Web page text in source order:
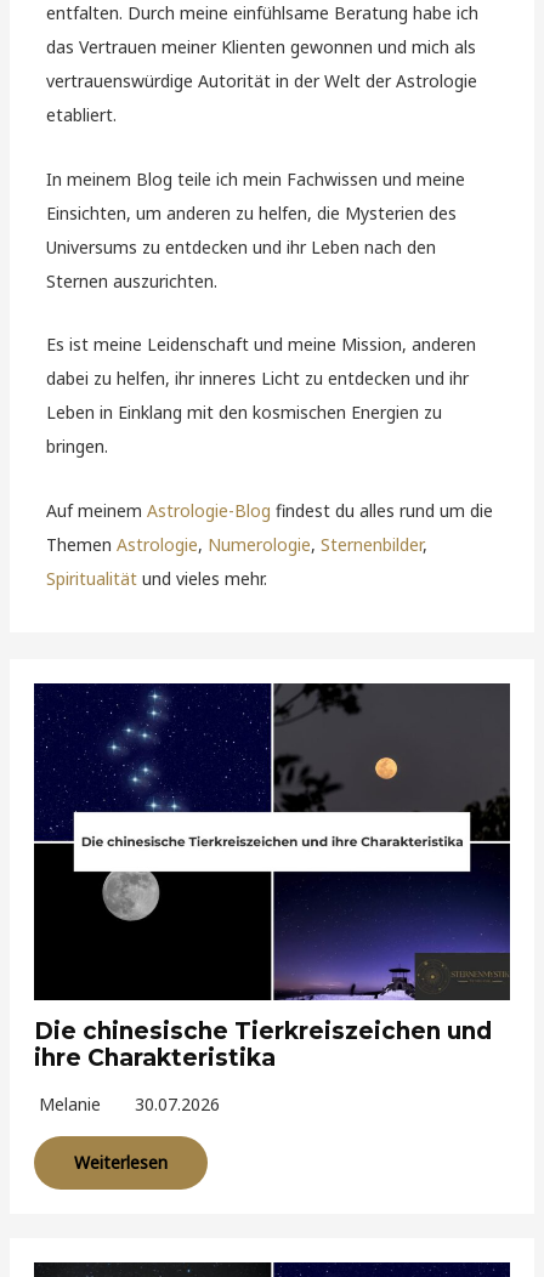
entfalten. Durch meine einfühlsame Beratung habe ich
das Vertrauen meiner Klienten gewonnen und mich als
vertrauenswürdige Autorität in der Welt der Astrologie
etabliert.
In meinem Blog teile ich mein Fachwissen und meine
Einsichten, um anderen zu helfen, die Mysterien des
Universums zu entdecken und ihr Leben nach den
Sternen auszurichten.
Es ist meine Leidenschaft und meine Mission, anderen
dabei zu helfen, ihr inneres Licht zu entdecken und ihr
Leben in Einklang mit den kosmischen Energien zu
bringen.
Auf meinemAstrologie-Blog findest du alles rund um die
ThemenAstrologie, Numerologie,Sternenbilder,
Spiritualität und vieles mehr.
Die chinesische Tierkreiszeichen und
ihre Charakteristika
Melanie 30.07.2026
Weiterlesen